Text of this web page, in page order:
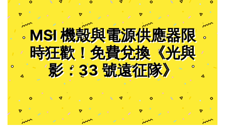
MSI 機殼與電源供應器限
時狂歡！免費兌換《光與
影：33 號遠征隊》